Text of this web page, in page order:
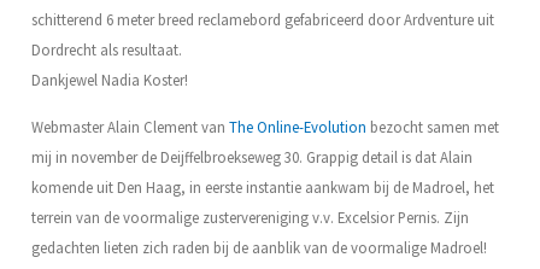
schitterend 6 meter breed reclamebord gefabriceerd door Ardventure uit
Dordrecht als resultaat.
Dankjewel Nadia Koster!
Webmaster Alain Clement van The Online-Evolution bezocht samen met
mij in november de Deijffelbroekseweg 30. Grappig detail is dat Alain
komende uit Den Haag, in eerste instantie aankwam bij de Madroel, het
terrein van de voormalige zustervereniging v.v. Excelsior Pernis. Zijn
gedachten lieten zich raden bij de aanblik van de voormalige Madroel!